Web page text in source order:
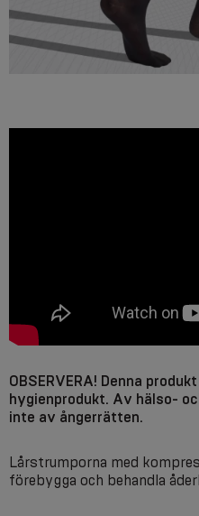
OBSERVERA! Denna
hygienprodukt. Av hälso-
inte av ångerrätten.
Lårstrumporna med
förebygga och behandla